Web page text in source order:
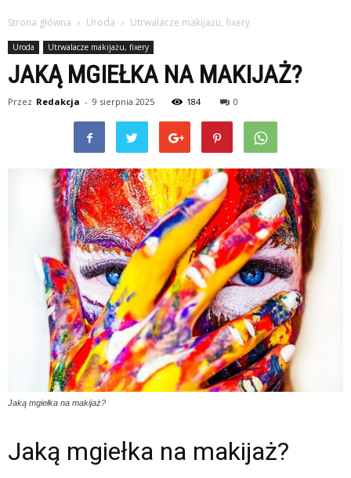
Strona główna Uroda Utrwalacze makijażu, fixery
Uroda Utrwalacze makijażu, fixery
JAKĄ MGIEŁKA NA MAKIJAŻ?
Przez Redakcja - 9 sierpnia 2025 184 0
Jaką mgiełka na makijaż?
Jaką mgiełka na makijaż?